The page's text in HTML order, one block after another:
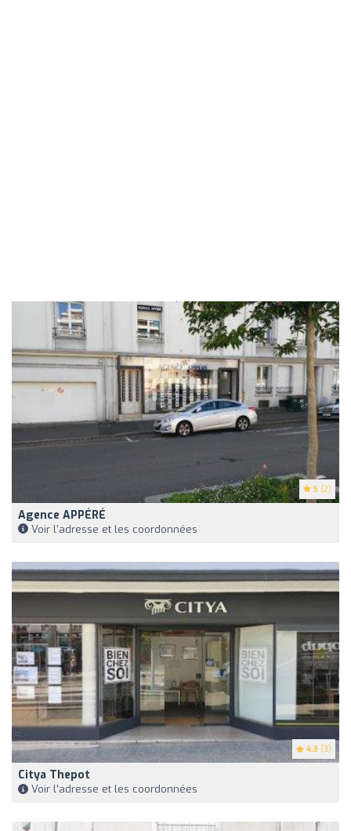
5 (2)
Agence APPÉRÉ
Voir l'adresse et les coordonnées
4.3 (3)
Citya Thepot
Voir l'adresse et les coordonnées